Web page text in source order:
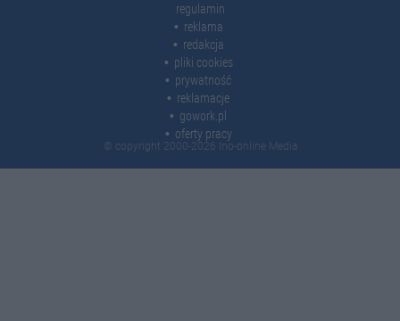
regulamin
reklama
redakcja
pliki cookies
prywatność
reklamacje
gowork.pl
oferty pracy
© copyright 2000-2026 Ino-online Media